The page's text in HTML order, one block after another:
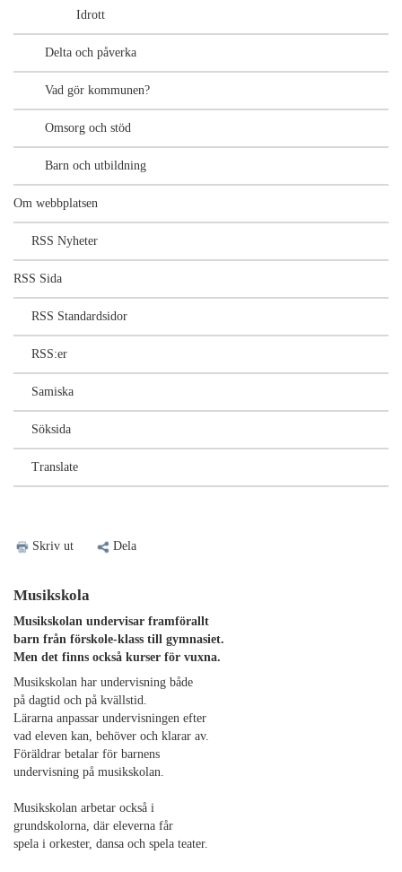
Idrott
Delta och påverka
Vad gör kommunen?
Omsorg och stöd
Barn och utbildning
Om webbplatsen
RSS Nyheter
RSS Sida
RSS Standardsidor
RSS:er
Samiska
Söksida
Translate
Skriv ut Dela
Musikskola
Musikskolan undervisar framförallt
barn från förskole-klass till gymnasiet.
Men det finns också kurser för vuxna.
Musikskolan har undervisning både
på dagtid och på kvällstid.
Lärarna anpassar undervisningen efter
vad eleven kan, behöver och klarar av.
Föräldrar betalar för barnens
undervisning på musikskolan.
Musikskolan arbetar också i
grundskolorna, där eleverna får
spela i orkester, dansa och spela teater.